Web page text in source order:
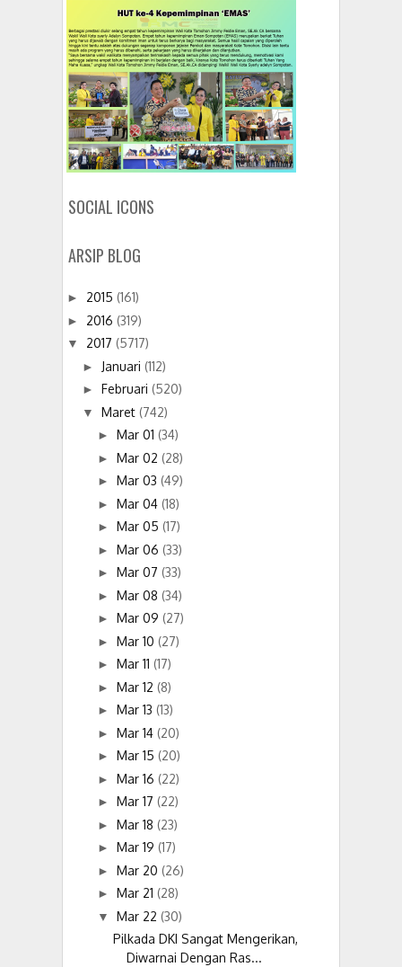
SOCIAL ICONS
ARSIP BLOG
► 2015 (161)
► 2016 (319)
▼ 2017 (5717)
► Januari (112)
► Februari (520)
▼ Maret (742)
► Mar 01 (34)
► Mar 02 (28)
► Mar 03 (49)
► Mar 04 (18)
► Mar 05 (17)
► Mar 06 (33)
► Mar 07 (33)
► Mar 08 (34)
► Mar 09 (27)
► Mar 10 (27)
► Mar 11 (17)
► Mar 12 (8)
► Mar 13 (13)
► Mar 14 (20)
► Mar 15 (20)
► Mar 16 (22)
► Mar 17 (22)
► Mar 18 (23)
► Mar 19 (17)
► Mar 20 (26)
► Mar 21 (28)
▼ Mar 22 (30)
Pilkada DKI Sangat Mengerikan,
Diwarnai Dengan Ras...